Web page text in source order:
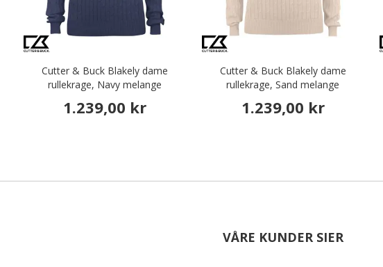
Cutter & Buck Blakely dame
rullekrage, Navy melange
1.239,00 kr
Cutter & Buck Blakely dame
rullekrage, Sand melange
1.239,00 kr
VÅRE KUNDER SIER